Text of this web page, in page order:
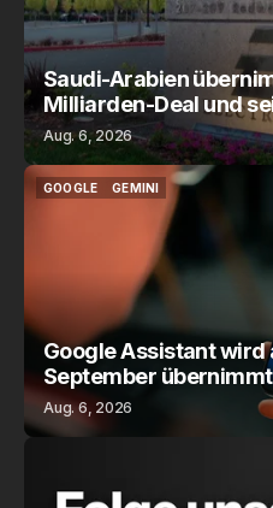
Saudi-Arabien
Milliarden-Deal und
Aug. 6, 2026
GOOGLE
GEMINI
Google Assistant wird
September
Aug. 6, 2026